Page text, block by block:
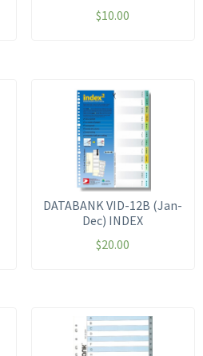
$10.00
DATABANK VID-12B (Jan-
Dec) INDEX
$20.00